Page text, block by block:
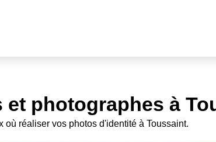
photographes à
où réaliser vos photos d'identité à Toussaint.